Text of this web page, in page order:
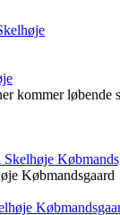
kommer løbende
Skelhøje
Købmandsgaard